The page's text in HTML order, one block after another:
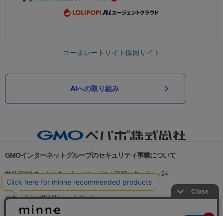
コーポレートサイト採用サイト
AIへの取り組み
GMOインターネットグループのセキュリティ事業について
世界初総合ネットセキュリティサービス「GMOセキュリティ24」
パスワード漏洩診断
Webサイトリスク診断
セキュリティ相談AIチャットボット
実在証明・盗聴対策